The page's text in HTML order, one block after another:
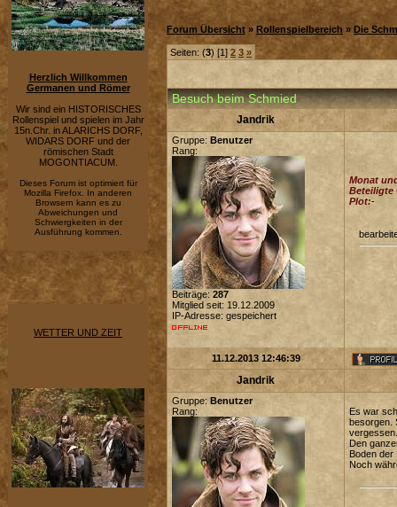
Herzlich Willkommen
Germanen und Römer
Wir sind ein HISTORISCHES
Rollenspiel und spielen im Jahr
15n.Chr. in ALARICHS DORF,
WIDARS DORF und der
römischen Stadt
MOGONTIACUM.
Dieses Forum ist optimiert für
Mozilla Firefox. In anderen
Browsern kann es zu
Abweichungen und
Schwiergkeiten in der
Ausführung kommen.
WETTER UND ZEIT
Forum Übersicht » Rollenspielbereich » Die
Seiten: (3) [1] 2 3 »
Besuch beim Schmied
Jandrik
Gruppe: Benutzer
Rang:
Beiträge: 287
Mitglied seit: 19.12.2009
IP-Adresse: gespeichert
Monat
Beteiligte
Plot:-
11.12.2013 12:46:39
Jandrik
Gruppe: Benutzer
Rang:
Es war
besorgen.
Den
Boden der
Noch